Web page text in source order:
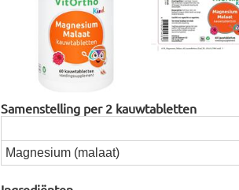
Samenstelling per 2 kauwtabletten
Magnesium (malaat)